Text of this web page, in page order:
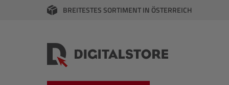
Zur Hauptnavigation springen
BREITESTES SORTIMENT IN ÖSTERREICH